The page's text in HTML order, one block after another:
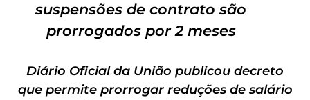
suspensões de contrato são
prorrogados por 2 meses
Diário Oficial da União publicou decreto
que permite prorrogar reduções de salário